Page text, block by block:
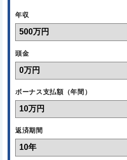
年収
頭金
ボーナス支払額（年間）
返済期間